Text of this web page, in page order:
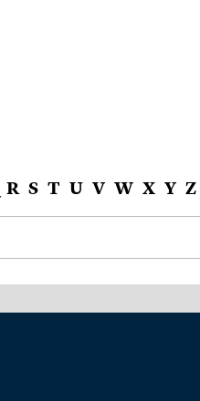
R S T U V W X Y Z